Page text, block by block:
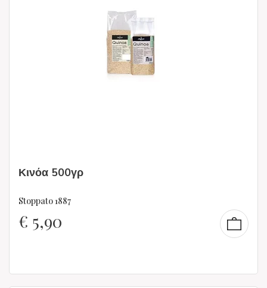
Κινόα 500γρ
Stoppato 1887
€ 5,90